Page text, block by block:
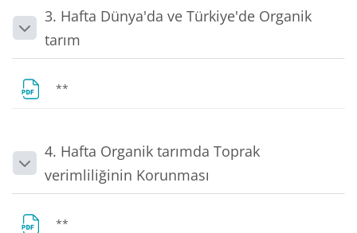
Daralt
3. Hafta Dünya'da ve Türkiye'de Organik
tarım
**
Daralt
4. Hafta Organik tarımda Toprak
verimliliğinin Korunması
**